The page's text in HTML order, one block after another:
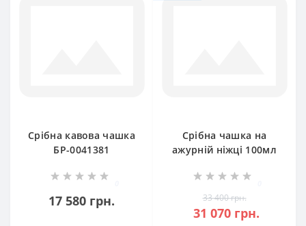
Срібна кавова чашка
БР-0041381
17 580 грн.
Срібна чашка на
ажурній ніжці 100мл
33 400 грн.
31 070 грн.